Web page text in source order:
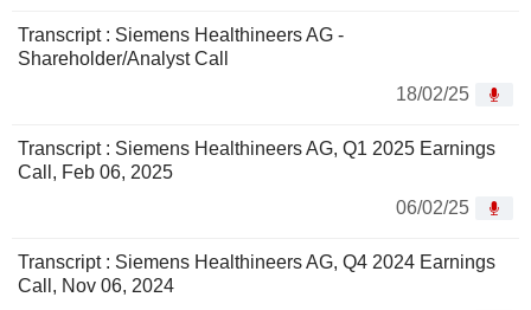
Transcript : Siemens Healthineers AG -
Shareholder/Analyst Call
18/02/25
Transcript : Siemens Healthineers AG, Q1 2025 Earnings
Call, Feb 06, 2025
06/02/25
Transcript : Siemens Healthineers AG, Q4 2024 Earnings
Call, Nov 06, 2024